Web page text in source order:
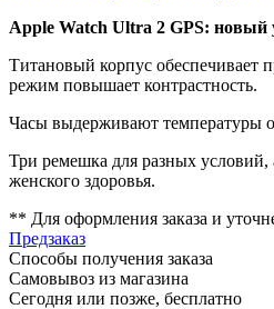
Apple Watch Ultra 2 GPS: новый
Титановый корпус обеспечивает
режим повышает контрастность.
Часы выдерживают температуры
Три ремешка для разных
женского здоровья.
** Для оформления заказа и
Предзаказ
Способы получения заказа
Самовывоз из магазина
Сегодня или позже, бесплатно